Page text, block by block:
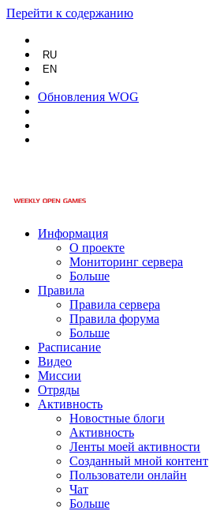
Перейти к содержанию
RU
EN
Обновления WOG
Информация
О проекте
Мониторинг сервера
Больше
Правила
Правила сервера
Правила форума
Больше
Расписание
Видео
Миссии
Отряды
Активность
Новостные блоги
Активность
Ленты моей активности
Созданный мной контент
Пользователи онлайн
Чат
Больше